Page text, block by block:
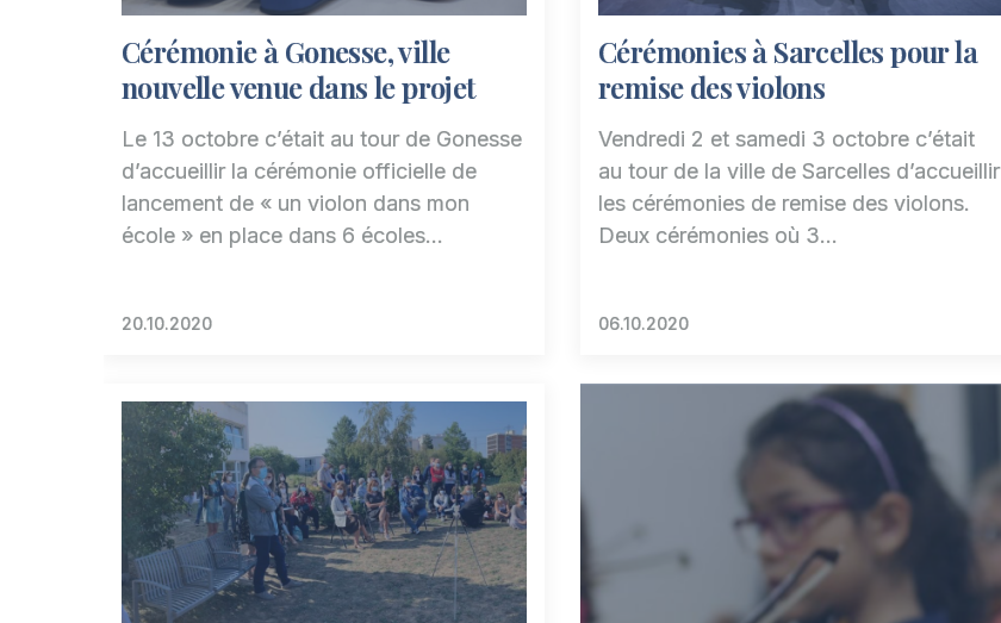
Cérémonie à Gonesse, ville
nouvelle venue dans le projet
Le 13 octobre c’était au tour de Gonesse
d’accueillir la cérémonie officielle de
lancement de « un violon dans mon
école » en place dans 6 écoles…
20.10.2020
Cérémonies à Sarcelles pour la
remise des violons
Vendredi 2 et samedi 3 octobre c’était
au tour de la ville de Sarcelles d’accueillir
les cérémonies de remise des violons.
Deux cérémonies où 3…
06.10.2020